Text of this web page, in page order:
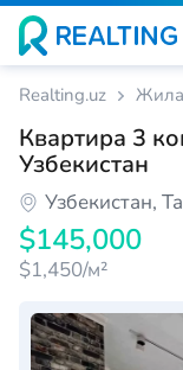
Realting.uz
Квартира 3
Узбекистан
Узбекистан,
$145,000
$1,450/м²